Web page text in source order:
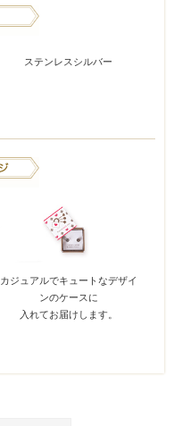
ステンレスシルバー
カジュアルでキュートなデザイ
ンのケースに
入れてお届けします。